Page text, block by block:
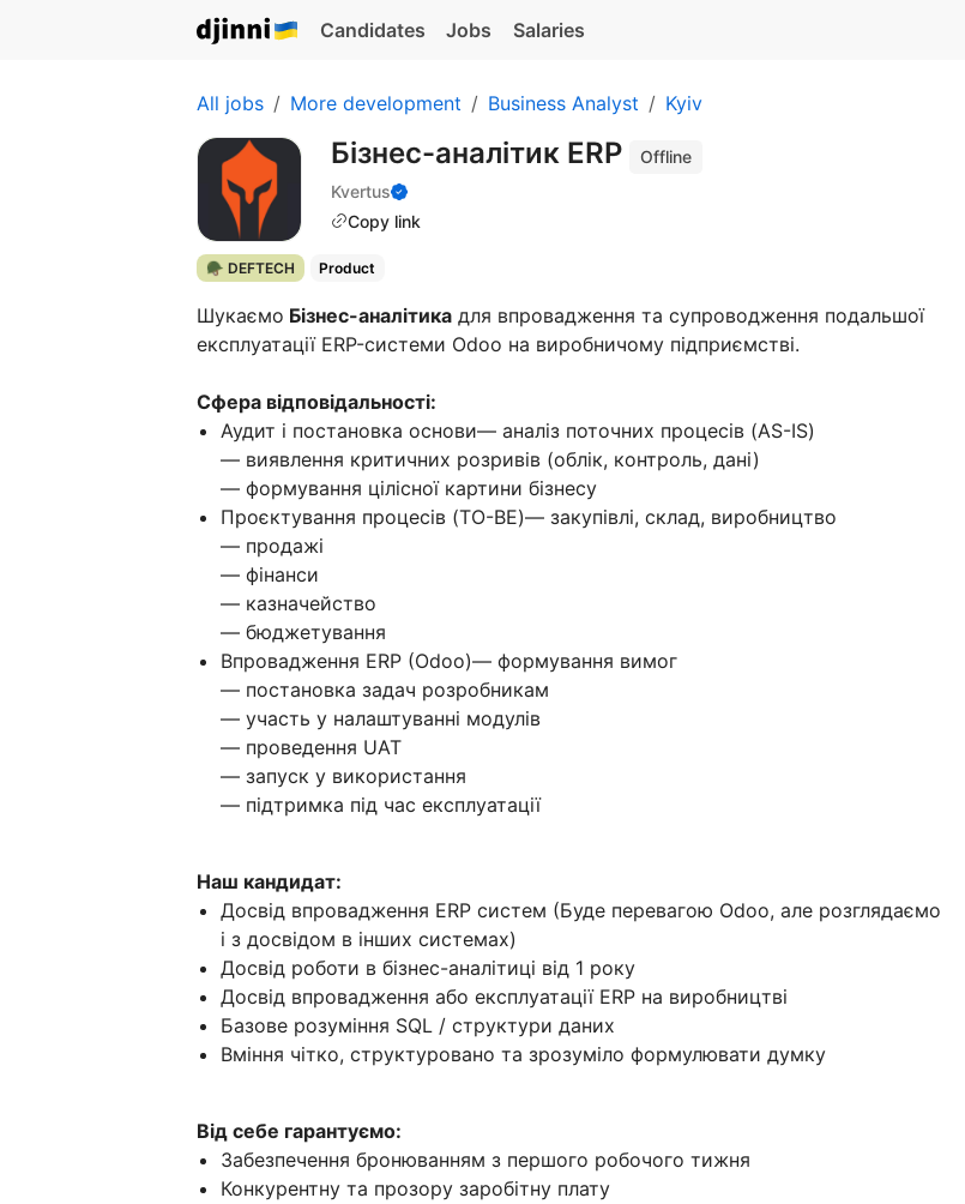
Candidates Jobs Salaries
All jobs More development Business Analyst Kyiv
Бізнес-аналітик ERP
Offline
Kvertus
Copy link
🪖 DEFTECH Product
Шукаємо Бізнес-аналітика для впровадження та супроводження подальшої
експлуатації ERP-системи Odoo на виробничому підприємстві.
Сфера відповідальності:
Аудит і постановка основи— аналіз поточних процесів (AS-IS)
— виявлення критичних розривів (облік, контроль, дані)
— формування цілісної картини бізнесу
Проєктування процесів (TO-BE)— закупівлі, склад, виробництво
— продажі
— фінанси
— казначейство
— бюджетування
Впровадження ERP (Odoo)— формування вимог
— постановка задач розробникам
— участь у налаштуванні модулів
— проведення UAT
— запуск у використання
— підтримка під час експлуатації
Наш кандидат:
Досвід впровадження ERP систем (Буде перевагою Odoo, але розглядаємо
і з досвідом в інших системах)
Досвід роботи в бізнес-аналітиці від 1 року
Досвід впровадження або експлуатації ERP на виробництві
Базове розуміння SQL / структури даних
Вміння чітко, структуровано та зрозуміло формулювати думку
Від себе гарантуємо:
Забезпечення бронюванням з першого робочого тижня
Конкурентну та прозору заробітну плату